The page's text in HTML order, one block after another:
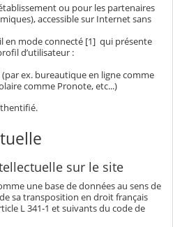
ou pour les partenaires
accessible sur Internet sans
mode connecté [1] qui présente
d’utilisateur :
ex. bureautique en ligne comme
comme Pronote, etc...)
sur le site
une base de données au sens de
sa transposition en droit français
L 341-1 et suivants du code de